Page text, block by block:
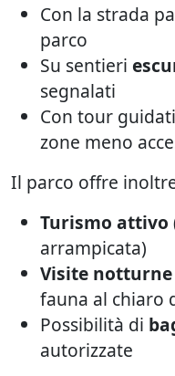
Con la strada
parco
Su sentieri
segnalati
Con tour
zone meno
Il parco offre
Turismo attivo
arrampicata)
Visite notturne
fauna al chiaro
Possibilità di
autorizzate